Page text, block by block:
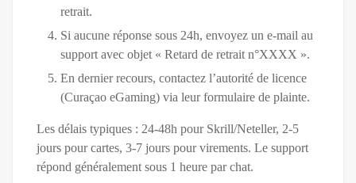
retrait.
Si aucune réponse sous 24h, envoyez un e-mail au
support avec objet « Retard de retrait n°XXXX ».
En dernier recours, contactez l’autorité de licence
(Curaçao eGaming) via leur formulaire de plainte.
Les délais typiques : 24-48h pour Skrill/Neteller, 2-5
jours pour cartes, 3-7 jours pour virements. Le support
répond généralement sous 1 heure par chat.